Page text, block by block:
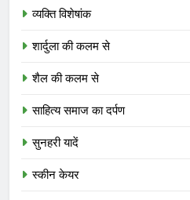
व्यक्ति विशेषांक
शार्दुला की कलम से
शैल की कलम से
साहित्य समाज का दर्पण
सुनहरी यादें
स्कीन केयर